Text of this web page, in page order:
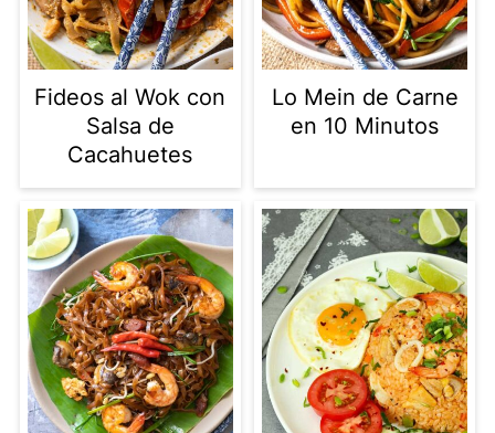
Fideos al Wok con
Salsa de
Cacahuetes
Lo Mein de Carne
en 10 Minutos